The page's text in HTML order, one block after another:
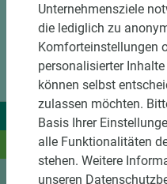
Wir liefern Ideen.
Und das passende Holz
Unternehmensziele
die lediglich zu
Komforteinstellungen
personalisierter
können selbst
zulassen möchten.
Basis Ihrer
alle Funktionalitäten
stehen. Weitere
unseren